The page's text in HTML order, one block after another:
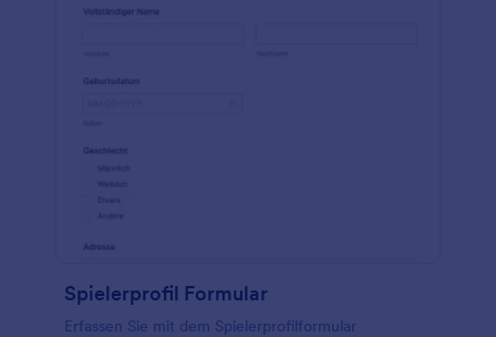
Spielerprofil Formular
Erfassen Sie mit dem Spielerprofilformular